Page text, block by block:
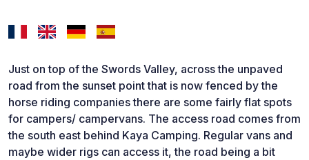
Just on top of the Swords Valley, across the unpaved
road from the sunset point that is now fenced by the
horse riding companies there are some fairly flat spots
for campers/ campervans. The access road comes from
the south east behind Kaya Camping. Regular vans and
maybe wider rigs can access it, the road being a bit